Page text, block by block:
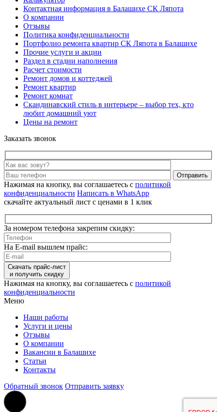
Контактная информация в Балашихе СК Ляпота
О компании
Отзывы
Политика конфиденциальности
Портфолио ремонта квартир СК Ляпота в Балашихе
Прочие услуги и акции
Раздел в стадии наполнения
Расчет стоимости
Ремонт домов и коттеджей
Ремонт квартир
Ремонт комнат
Скандинавский стиль в интерьере – выбор тех, кто
любит домашний уют
Цены на ремонт
Заказать звонок
Отправить
Нажимая на кнопку, вы соглашаетесь с политикой
конфиденциальности Написать в WhatsApp
скачайте актуальный лист с ценами в 1 клик
За номером телефона закрепим скидку:
На E-mail вышлем прайс:
Скачать прайс-лист
и получить скидку
Нажимая на кнопку, вы соглашаетесь с политикой
конфиденциальности
Меню
Наши работы
Услуги и цены
Отзывы
О компании
Вакансии в Балашихе
Статьи
Контакты
Обратный звонок Отправить заявку